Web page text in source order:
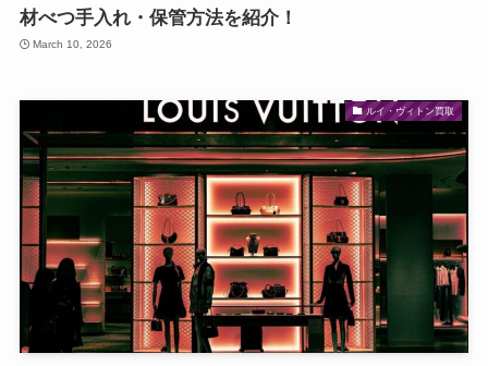
材べつ手入れ・保管方法を紹介！
March 10, 2026
ルイ・ヴィトン買取